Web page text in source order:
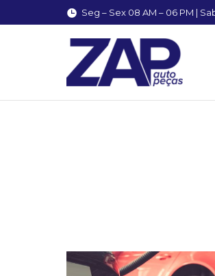
Seg – Sex 08 AM – 06 PM |